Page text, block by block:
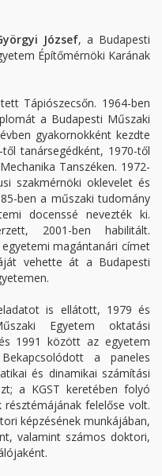
József, a Budapesti
Építőmérnöki Karának
Tápiószecsőn. 1964-ben
a Budapesti Műszaki
gyakornokként kezdte
tanársegédként, 1970-től
Tanszéken. 1972-
szakmérnöki oklevelet és
ben a műszaki tudomány
docenssé nevezték ki.
2001-ben habilitált.
magántanári címet
vehette át a Budapesti
is ellátott, 1979 és
Egyetem oktatási
1991 között az egyetem
a paneles
és dinamikai számítási
a KGST keretében folyó
felelőse volt.
képzésének munkájában,
valamint számos doktori,